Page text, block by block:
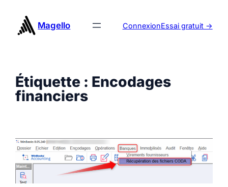
contenu
Magello ConnexionEssai gratuit ->
Étiquette : Encodages
financiers